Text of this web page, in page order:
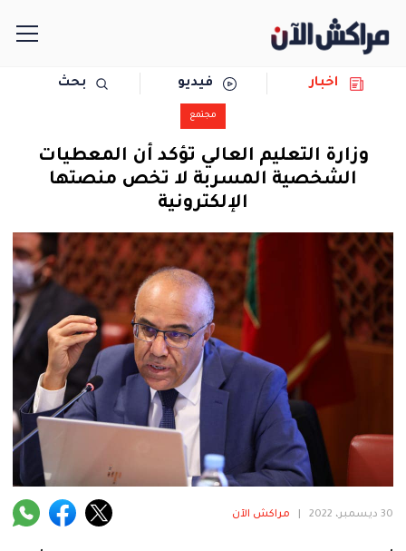
مجتمع
سياسة
رياضة
حوادث
دولية
منوعة
اخبار فيديو بحث
مجتمع
وزارة التعليم العالي تؤكد أن المعطيات
الشخصية المسربة لا تخص منصتها
الإلكترونية
30 ديسمبر، 2022 مراكش الآن